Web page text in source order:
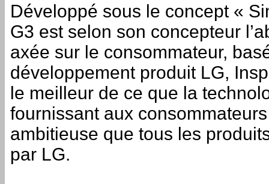
Développé sous le concept «
G3 est selon son concepteur
axée sur le consommateur,
développement produit LG,
le meilleur de ce que la
fournissant aux
ambitieuse que tous les
par LG.